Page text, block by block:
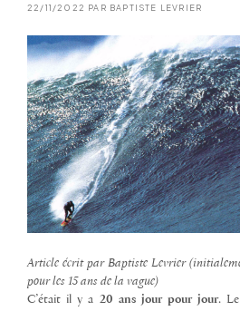
22/11/2022 PAR BAPTISTE LEVRIER
Article écrit par Baptiste Levrier
pour les 15 ans de la vague)
C’était il y a 20 ans jour pour jour. Le